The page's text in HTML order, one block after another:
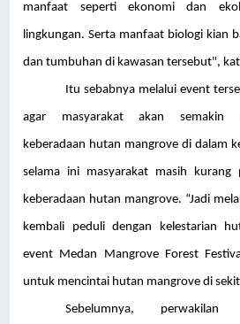
manfaat seperti ekonomi dan
lingkungan. Serta manfaat biologi kian
dan tumbuhan di kawasan tersebut",
Itu sebabnya melalui event
agar masyarakat akan semakin
keberadaan hutan mangrove di dalam
selama ini masyarakat masih kurang
keberadaan hutan mangrove. “Jadi
kembali peduli dengan kelestarian
event Medan Mangrove Forest
untuk mencintai hutan mangrove di
Sebelumnya,